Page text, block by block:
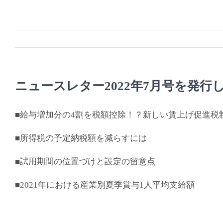
content
ニュースレター2022年7月号を発行
■給与増加分の4割を税額控除！？新しい賃上げ促進税
■所得税の予定納税額を減らすには
■試用期間の位置づけと設定の留意点
■2021年における産業別夏季賞与1人平均支給額